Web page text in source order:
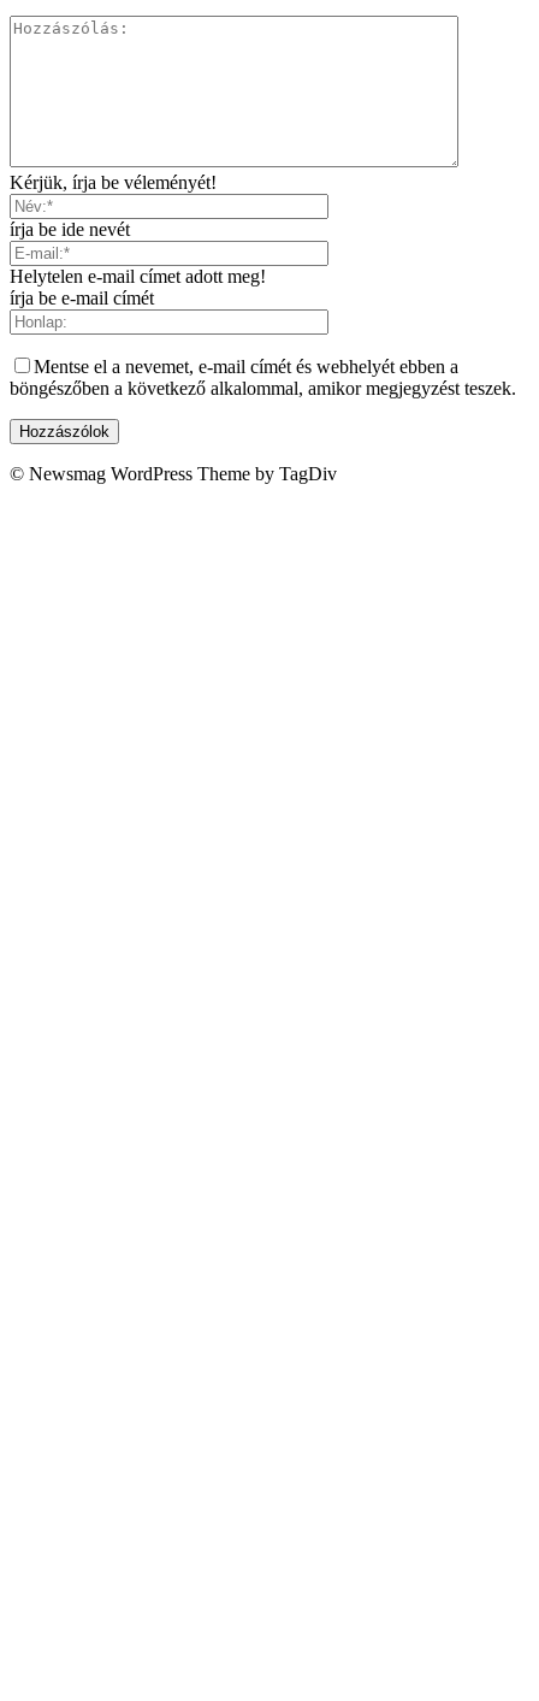
Kérjük, írja be véleményét!
írja be ide nevét
Helytelen e-mail címet adott meg!
írja be e-mail címét
Mentse el a nevemet, e-mail címét és webhelyét ebben a
böngészőben a következő alkalommal, amikor megjegyzést teszek.
© Newsmag WordPress Theme by TagDiv